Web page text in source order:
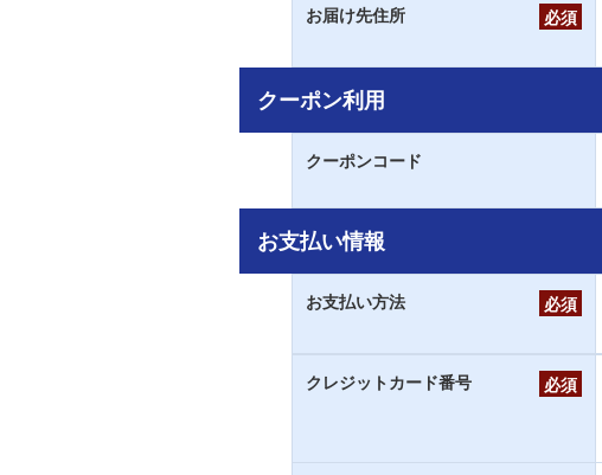
お届け先住所 必須
クーポン利用
クーポンコード
お支払い情報
お支払い方法 必須
クレジットカード番号 必須